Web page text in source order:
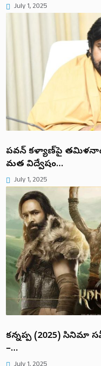
July 1, 2025
పవన్ కళ్యాణ్‌పై
మత విద్వేషం…
July 1, 2025
కన్నప్ప (2025) సినిమా
–…